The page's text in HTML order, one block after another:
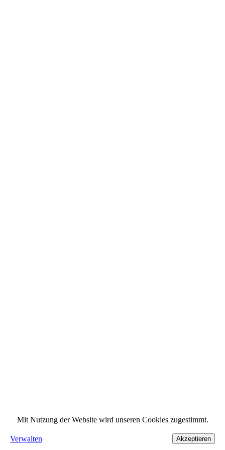
Mit Nutzung der Website wird unseren Cookies zugestimmt.
Verwalten Akzeptieren